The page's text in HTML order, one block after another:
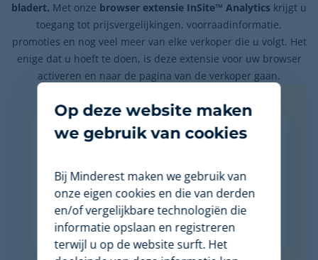
bladert. Met onze browser extensie InSite™ Analytics krijgt u
toegang tot prijsvergelijkingen, voorraadinformatie,
promoties en nog veel meer van elke verkoper die u volgt. Het
enige dat u hoeft te doen, is deze extensie voor uw browser
activeren en naar de pagina van de verkoper gaan.
Op deze website maken
we gebruik van cookies
Bij Minderest maken we gebruik van
onze eigen cookies en die van derden
en/of vergelijkbare technologiën die
informatie opslaan en registreren
terwijl u op de website surft. Het